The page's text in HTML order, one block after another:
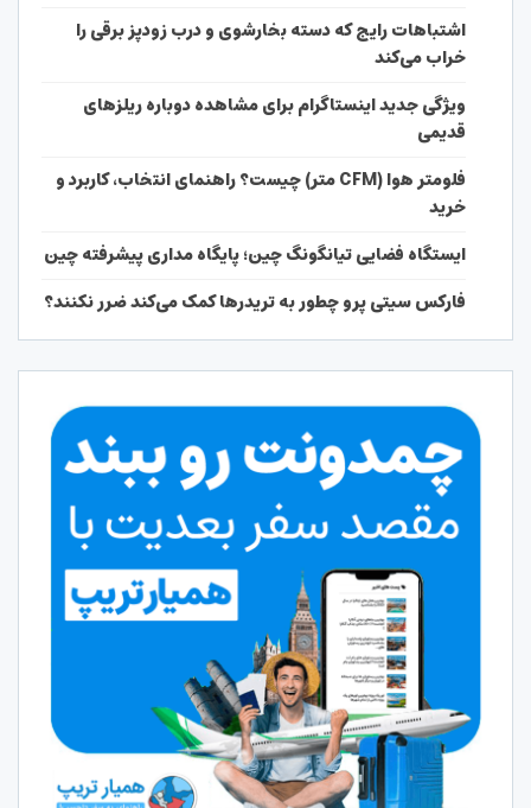
اشتباهات رایج که دسته بخارشوی و درب زودپز برقی را
خراب می‌کند
ویژگی جدید اینستاگرام برای مشاهده دوباره ریلزهای
قدیمی
فلومتر هوا (CFM متر) چیست؟ راهنمای انتخاب، کاربرد و
خرید
ایستگاه فضایی تیانگونگ چین؛ پایگاه مداری پیشرفته چین
فارکس سیتی پرو چطور به تریدرها کمک می‌کند ضرر نکنند؟